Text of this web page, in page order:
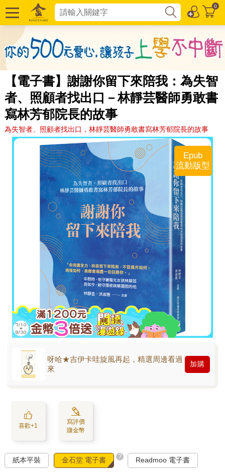
0
【電子書】謝謝你留下來陪我：為失智
者、照顧者找出口－林靜芸醫師勇敢書
寫林芳郁院長的故事
為失智者、照顧者找出口，林靜芸醫師勇敢書寫林芳郁院長的故事
Epub
流動版型
呀哈★吉伊卡哇旋風再起，精選周邊看過
來
加購
喜歡+1
寫評價
賺金幣
紙本平裝 金石堂 電子書 ? Readmoo 電子書